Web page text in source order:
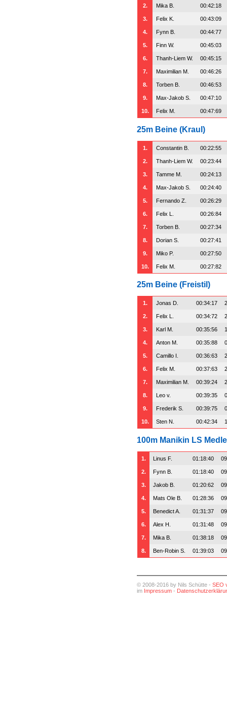
2. Mika B. 00:42:18
3. Felix K. 00:43:09
4. Fynn B. 00:44:77
5. Finn W. 00:45:03
6. Thanh-Liem W. 00:45:15
7. Maximilian M. 00:46:26
8. Torben B. 00:46:53
9. Max-Jakob S. 00:47:10
10. Felix M. 00:47:69
25m Beine (Kraul)
1. Constantin B. 00:22:55
2. Thanh-Liem W. 00:23:44
3. Tamme M. 00:24:13
4. Max-Jakob S. 00:24:40
5. Fernando Z. 00:26:29
6. Felix L. 00:26:84
7. Torben B. 00:27:34
8. Dorian S. 00:27:41
9. Miko P. 00:27:50
10. Felix M. 00:27:82
25m Beine (Freistil)
1. Jonas D. 00:34:17
2. Felix L. 00:34:72
3. Karl M. 00:35:56
4. Anton M. 00:35:88
5. Camillo I. 00:36:63
6. Felix M. 00:37:63
7. Maximilian M. 00:39:24
8. Leo v. 00:39:35
9. Frederik S. 00:39:75
10. Sten N. 00:42:34
100m Manikin LS
1. Linus F. 01:18:40
2. Fynn B. 01:18:40
3. Jakob B. 01:20:62
4. Mats Ole B. 01:28:36
5. Benedict A. 01:31:37
6. Alex H. 01:31:48
7. Mika B. 01:38:18
8. Ben-Robin S. 01:39:03
© 2008-2016 by Nils Schütte - SEO
im Impressum -